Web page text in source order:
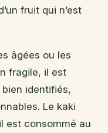
fruit qui n’est
âgées ou les
fragile, il est
identifiés,
Le kaki
est consommé au